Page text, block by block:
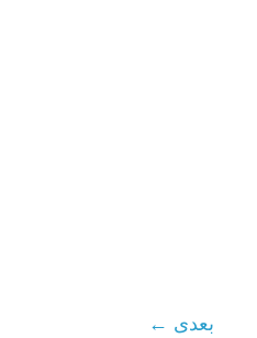
بعدی ←